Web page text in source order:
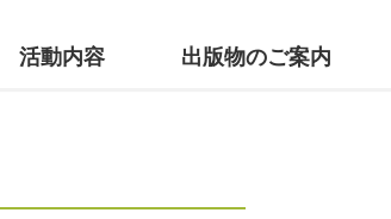
活動内容 出版物のご案内